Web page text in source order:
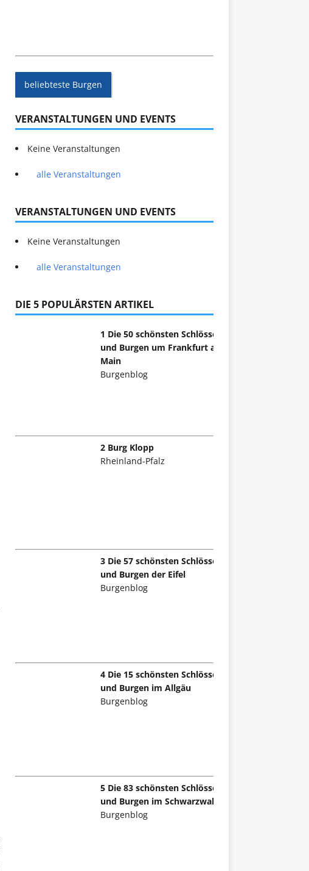
beliebteste Burgen
VERANSTALTUNGEN UND EVENTS
Keine Veranstaltungen
alle Veranstaltungen
VERANSTALTUNGEN UND EVENTS
Keine Veranstaltungen
alle Veranstaltungen
DIE 5 POPULÄRSTEN ARTIKEL
1 Die 50 schönsten Schlösser
und Burgen um Frankfurt am
Main
Burgenblog
2 Burg Klopp
Rheinland-Pfalz
3 Die 57 schönsten Schlösser
und Burgen der Eifel
Burgenblog
4 Die 15 schönsten Schlösser
und Burgen im Allgäu
Burgenblog
5 Die 83 schönsten Schlösser
und Burgen im Schwarzwald
Burgenblog